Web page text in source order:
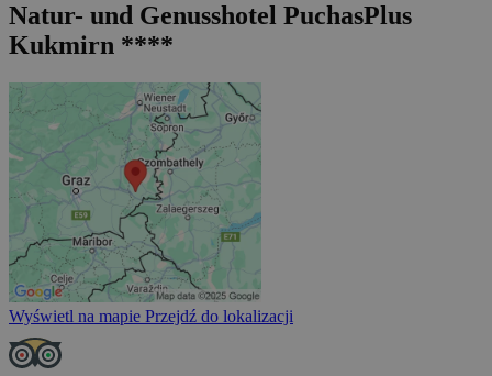
Natur- und Genusshotel PuchasPlus
Kukmirn ****
Wyświetl na mapie Przejdź do lokalizacji